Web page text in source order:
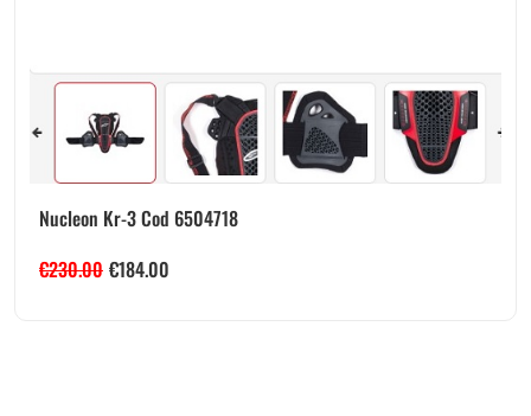
Nucleon Kr-3 Cod 6504718
€230.00 €184.00